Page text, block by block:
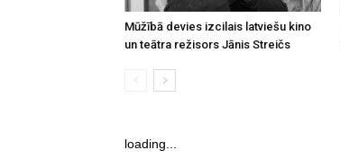
Mūžībā devies izcilais latviešu kino
un teātra režisors Jānis Streičs
loading...